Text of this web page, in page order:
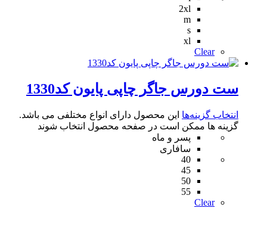
2xl
m
s
xl
Clear
ست دورس جاگر چاپی پایون کد1330
انتخاب گزینه‌ها این محصول دارای انواع مختلفی می باشد.
گزینه ها ممکن است در صفحه محصول انتخاب شوند
پسر و ماه
سافاری
40
45
50
55
Clear